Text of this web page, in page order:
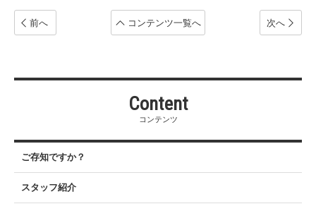
前へ コンテンツ一覧へ 次へ
Content
コンテンツ
ご存知ですか？
スタッフ紹介